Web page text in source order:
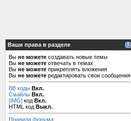
Ваши права в разделе
Вы не можете создавать новые темы
Вы не можете отвечать в темах
Вы не можете прикреплять вложения
Вы не можете редактировать свои сообщения
BB коды Вкл.
Смайлы Вкл.
[IMG] код Вкл.
HTML код Выкл.
Правила форума